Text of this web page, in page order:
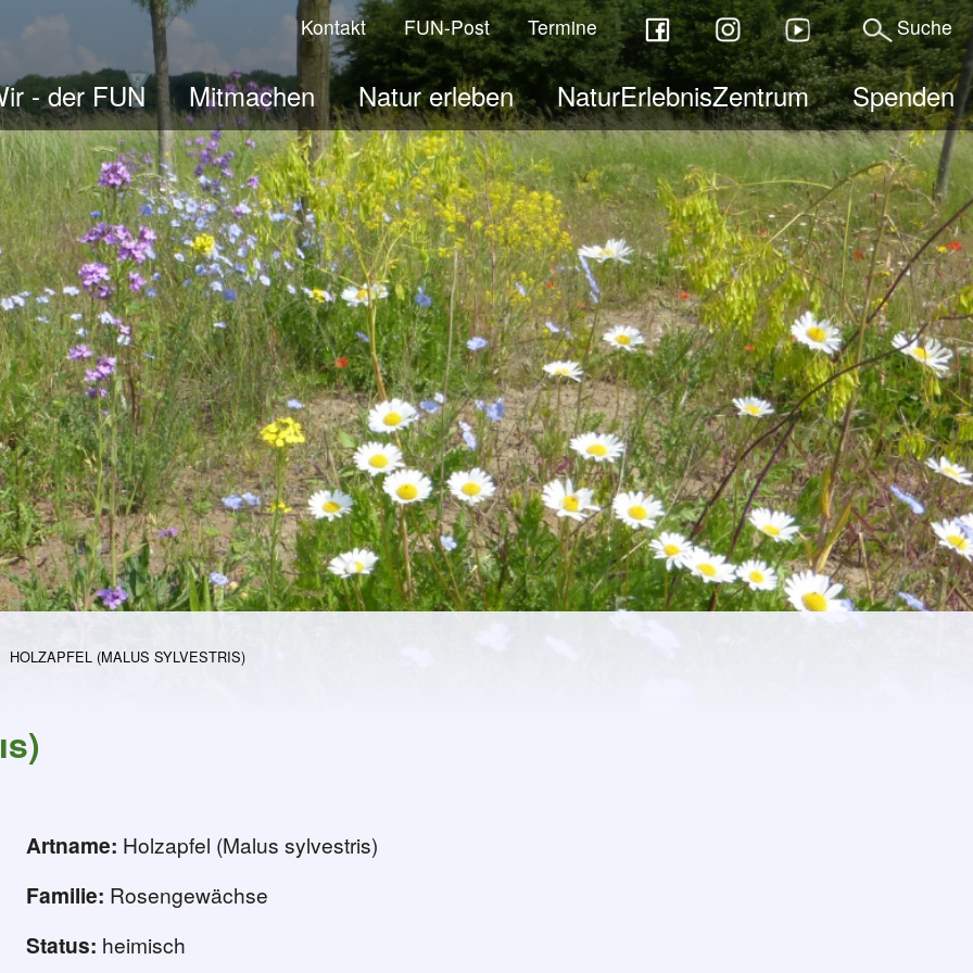
Jahr
Dinge brauchen Zeit
- der FUN Mitmachen Natur erleben NaturErlebnisZentrum Spenden
Kontakt FUN-Post Termine Suche
HOLZAPFEL (MALUS SYLVESTRIS)
Artname: Holzapfel (Malus sylvestris)
Familie: Rosengewächse
Status: heimisch